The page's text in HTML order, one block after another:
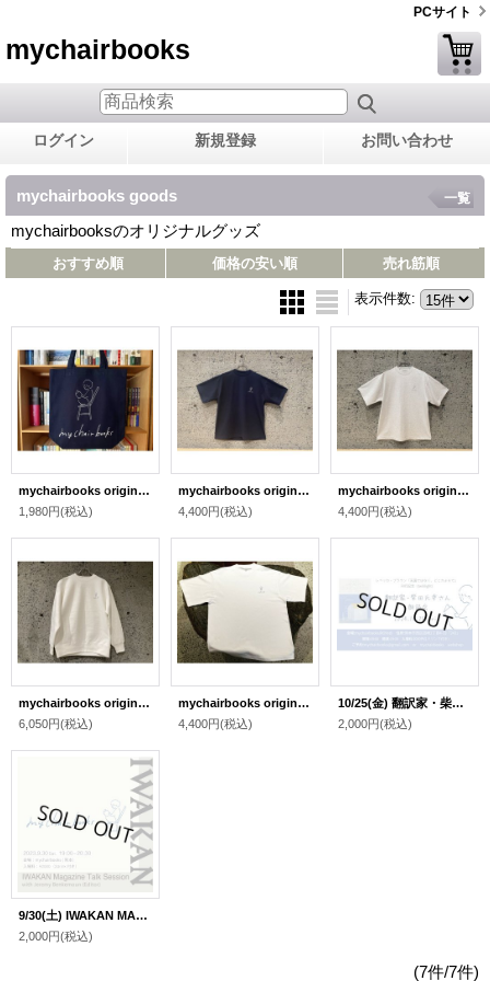
PCサイト
mychairbooks
ログイン 新規登録 お問い合わせ
mychairbooks goods
mychairbooksのオリジナルグッズ
一覧
おすすめ順 価格の安い順 売れ筋順
表示件数:
mychairbooks original logo tote bag
1,980円(税込)
mychairbooks original logo short sleeve T-shirt (Navy) 7.1oz
4,400円(税込)
mychairbooks original logo short sleeve T-shirt (Ash) 7.1oz
4,400円(税込)
mychairbooks original logo sweat 12oz
6,050円(税込)
mychairbooks original logo short sleeve T-shirt (White) 7.1oz
4,400円(税込)
10/25(金) 翻訳家・柴田元幸さん 朗読会 ご予約ページ
2,000円(税込)
9/30(土) IWAKAN MAGAZINE TALK SESSION ご予約ページ
2,000円(税込)
(7件/7件)